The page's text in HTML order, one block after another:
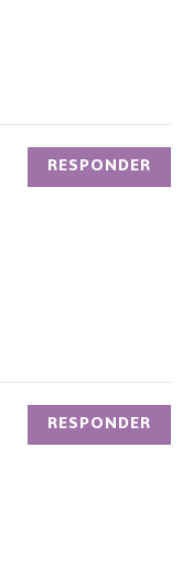
RESPONDER
RESPONDER